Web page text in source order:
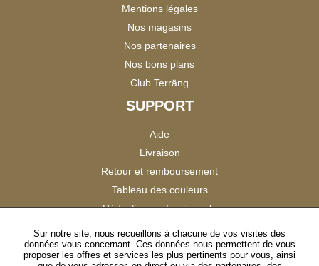
Mentions légales
Nos magasins
Nos partenaires
Nos bons plans
Club Terräng
SUPPORT
Aide
Livraison
Retour et remboursement
Tableau des couleurs
Réduction professionnels
Satisfaction Clients
Sur notre site, nous recueillons à chacune de vos visites des
données vous concernant. Ces données nous permettent de vous
proposer les offres et services les plus pertinents pour vous, ainsi